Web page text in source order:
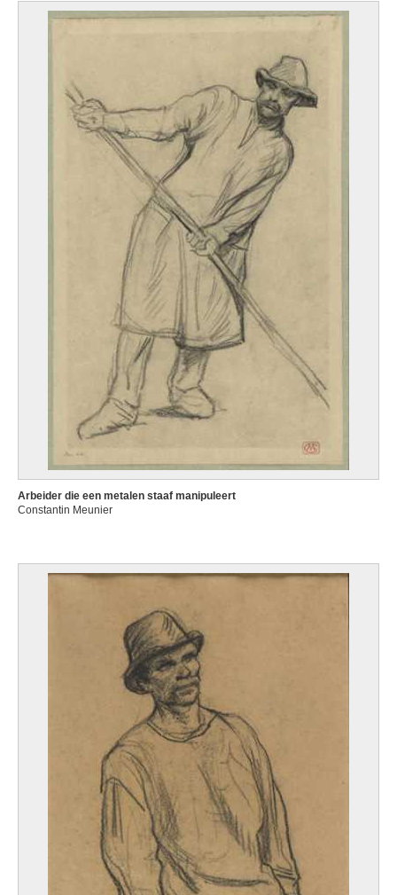
Arbeider die een metalen staaf manipuleert
Constantin Meunier